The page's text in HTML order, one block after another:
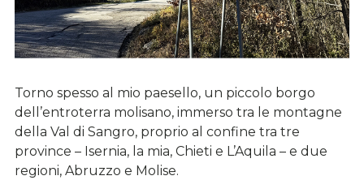
Torno spesso al mio paesello, un piccolo borgo
dell’entroterra molisano, immerso tra le montagne
della Val di Sangro, proprio al confine tra tre
province – Isernia, la mia, Chieti e L’Aquila – e due
regioni, Abruzzo e Molise.